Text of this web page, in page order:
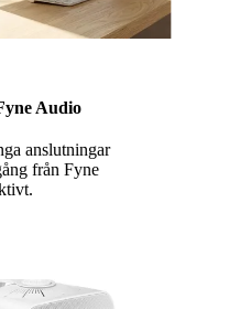
Audio
anslutningar
från Fyne